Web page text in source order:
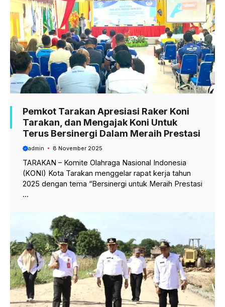
p
m
Pemkot Tarakan Apresiasi Raker Koni
Tarakan, dan Mengajak Koni Untuk
Terus Bersinergi Dalam Meraih Prestasi
admin 8 November 2025
TARAKAN – Komite Olahraga Nasional Indonesia
(KONI) Kota Tarakan menggelar rapat kerja tahun
2025 dengan tema “Bersinergi untuk Meraih Prestasi
...